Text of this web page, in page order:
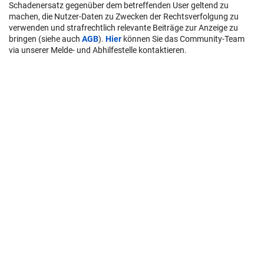
Schadenersatz gegenüber dem betreffenden User geltend zu
machen, die Nutzer-Daten zu Zwecken der Rechtsverfolgung zu
verwenden und strafrechtlich relevante Beiträge zur Anzeige zu
bringen (siehe auch AGB). Hier können Sie das Community-Team
via unserer Melde- und Abhilfestelle kontaktieren.